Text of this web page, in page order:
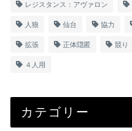
レジスタンス：アヴァロン
人狼 仙台 協力
拡張 正体隠匿 競り
４人用
カテゴリー